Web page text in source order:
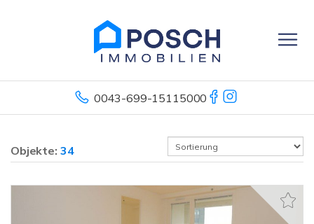
0043-699-15115000
Objekte: 34